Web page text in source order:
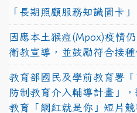
「長期照顧服務知識圖卡」
因應本土猴痘(Mpox)疫情
衛教宣導，並鼓勵符合接
教育部國民及學前教育署
防制教育介入輔導計畫」
教育「網紅就是你」短片